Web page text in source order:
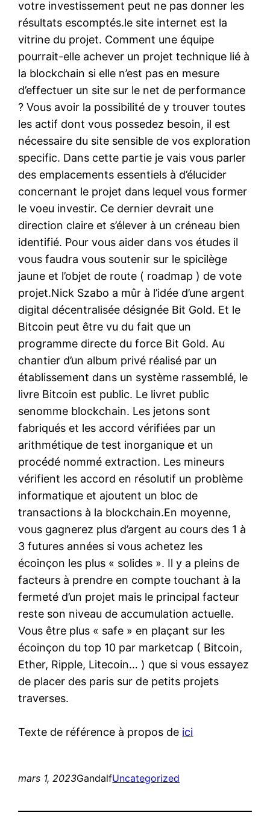
votre investissement peut ne pas donner les
résultats escomptés.le site internet est la
vitrine du projet. Comment une équipe
pourrait-elle achever un projet technique lié à
la blockchain si elle n’est pas en mesure
d’effectuer un site sur le net de performance
? Vous avoir la possibilité de y trouver toutes
les actif dont vous possedez besoin, il est
nécessaire du site sensible de vos exploration
specific. Dans cette partie je vais vous parler
des emplacements essentiels à d’élucider
concernant le projet dans lequel vous former
le voeu investir. Ce dernier devrait une
direction claire et s’élever à un créneau bien
identifié. Pour vous aider dans vos études il
vous faudra vous soutenir sur le spicilège
jaune et l’objet de route ( roadmap ) de vote
projet.Nick Szabo a mûr à l’idée d’une argent
digital décentralisée désignée Bit Gold. Et le
Bitcoin peut être vu du fait que un
programme directe du force Bit Gold. Au
chantier d’un album privé réalisé par un
établissement dans un système rassemblé, le
livre Bitcoin est public. Le livret public
senomme blockchain. Les jetons sont
fabriqués et les accord vérifiées par un
arithmétique de test inorganique et un
procédé nommé extraction. Les mineurs
vérifient les accord en résolutif un problème
informatique et ajoutent un bloc de
transactions à la blockchain.En moyenne,
vous gagnerez plus d’argent au cours des 1 à
3 futures années si vous achetez les
écoinçon les plus « solides ». Il y a pleins de
facteurs à prendre en compte touchant à la
fermeté d’un projet mais le principal facteur
reste son niveau de accumulation actuelle.
Vous être plus « safe » en plaçant sur les
écoinçon du top 10 par marketcap ( Bitcoin,
Ether, Ripple, Litecoin… ) que si vous essayez
de placer des paris sur de petits projets
traverses.
Texte de référence à propos de ici
mars 1, 2023GandalfUncategorized